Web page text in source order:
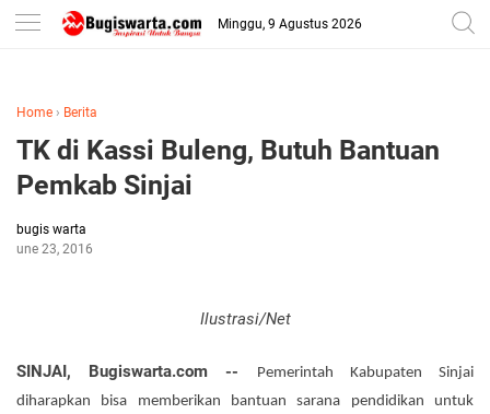
-->
Minggu, 9 Agustus 2026
Home › Berita
TK di Kassi Buleng, Butuh Bantuan
Pemkab Sinjai
bugis warta
June 23, 2016
Ilustrasi/Net
SINJAI, Bugiswarta.com --
Pemerintah Kabupaten Sinjai
diharapkan bisa memberikan bantuan sarana pendidikan untuk